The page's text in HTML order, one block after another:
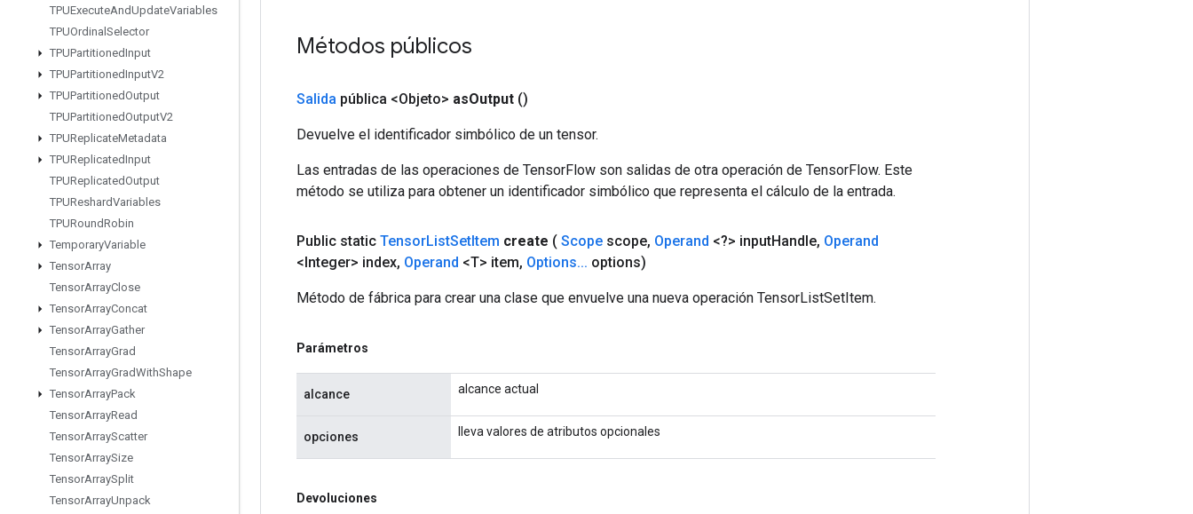
TPUExecuteAndUpdateVariables
TPUOrdinal Selector
TPUPartitionedInput
TPUPartitionedInputV2
TPUPartitionedOutput
TPUPartitionedOutputV2
TPUReplicateMetadata
TPUReplicatedInput
TPUReplicatedOutput
TPUReshardVariables
TPURoundRobin
TemporaryVariable
TensorArray
TensorArrayClose
TensorArrayConcat
TensorArrayGather
TensorArrayGrad
TensorArrayGradWithShape
TensorArrayPack
TensorArrayRead
TensorArrayScatter
TensorArraySize
TensorArraySplit
TensorArrayUnpack
Métodos públicos
Salida pública <Objeto> asOutput ()
Devuelve el identificador simbólico de un tensor.
Las entradas de las operaciones de TensorFlow son salidas de otra operación de TensorFlow. Este
método se utiliza para obtener un identificador simbólico que representa el cálculo de la entrada.
Public static TensorListSetItem create ( Scope scope, Operand <?> inputHandle, Operand
<Integer> index, Operand <T> item, Options... options)
Método de fábrica para crear una clase que envuelve una nueva operación TensorListSetItem.
Parámetros
alcance alcance actual
opciones lleva valores de atributos opcionales
Devoluciones